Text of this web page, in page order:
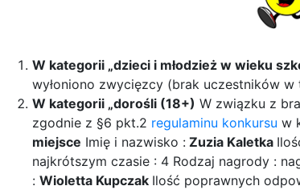
W kategorii „dzieci i młodzież w wieku
wyłoniono zwycięzcy (brak uczestników
W kategorii „dorośli (18+) W związku z
zgodnie z §6 pkt.2 regulaminu konkursu w
miejsce Imię i nazwisko : Zuzia Kaletka
najkrótszym czasie : 4 Rodzaj nagrody :
:Wioletta Kupczak Ilość poprawnych